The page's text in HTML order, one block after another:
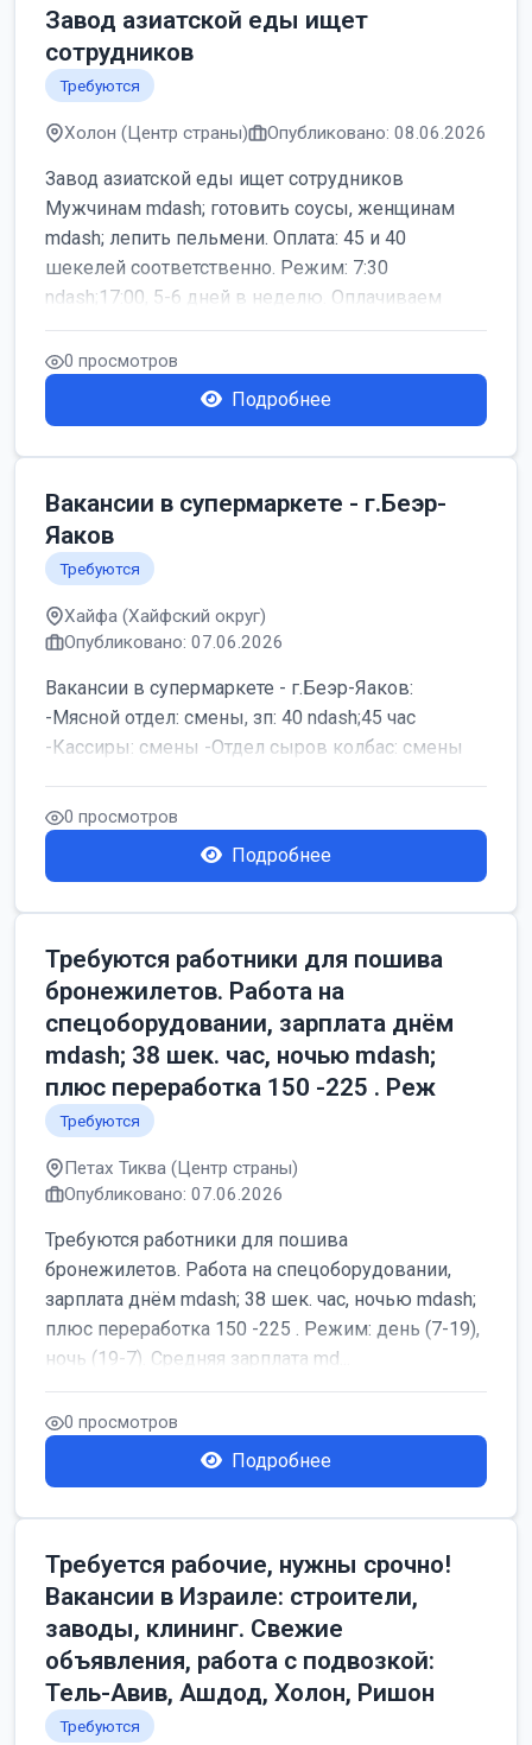
Завод азиатской еды ищет
сотрудников
Требуются
Холон (Центр страны) Опубликовано: 08.06.2026
Завод азиатской еды ищет сотрудников
Мужчинам mdash; готовить соусы, женщинам
mdash; лепить пельмени. Оплата: 45 и 40
шекелей соответственно. Режим: 7:30
ndash;17:00, 5-6 дней в неделю. Оплачиваем
дор...
0 просмотров
Подробнее
Вакансии в супермаркете - г.Беэр-
Яаков
Требуются
Хайфа (Хайфский округ)
Опубликовано: 07.06.2026
Вакансии в супермаркете - г.Беэр-Яаков:
-Мясной отдел: смены, зп: 40 ndash;45 час
-Кассиры: смены -Отдел сыров колбас: смены
0 просмотров
Подробнее
Требуются работники для пошива
бронежилетов. Работа на
спецоборудовании, зарплата днём
mdash; 38 шек. час, ночью mdash;
плюс переработка 150 -225 . Реж
Требуются
Петах Тиква (Центр страны)
Опубликовано: 07.06.2026
Требуются работники для пошива
бронежилетов. Работа на спецоборудовании,
зарплата днём mdash; 38 шек. час, ночью mdash;
плюс переработка 150 -225 . Режим: день (7-19),
ночь (19-7). Средняя зарплата md...
0 просмотров
Подробнее
Требуется рабочие, нужны срочно!
Вакансии в Израиле: строители,
заводы, клининг. Свежие
объявления, работа с подвозкой:
Тель-Авив, Ашдод, Холон, Ришон
Требуются